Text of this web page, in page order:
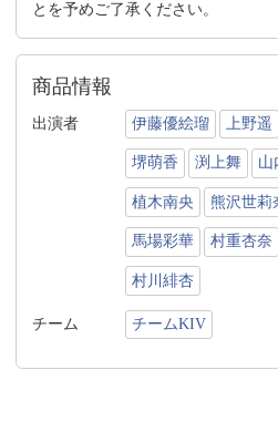
とを予めご了承ください。
商品情報
出演者 伊藤優絵瑠 上野遥
堺萌香 渕上舞 山
植木南央 熊沢世莉
馬場彩華 村重杏奈
村川緋杏
チーム チームKIV